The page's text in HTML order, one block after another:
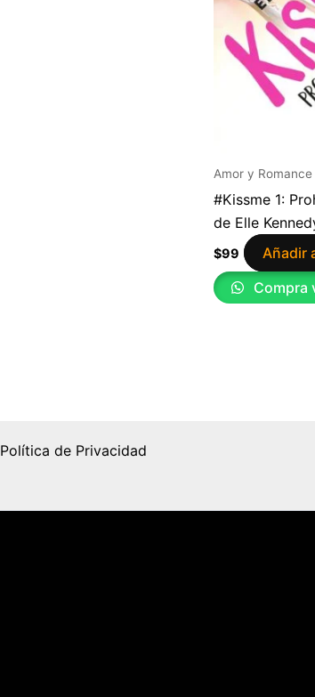
Amor y Romance
#Kissme 1:
de Elle
$99
Añadir
Compra
Política de Privacidad